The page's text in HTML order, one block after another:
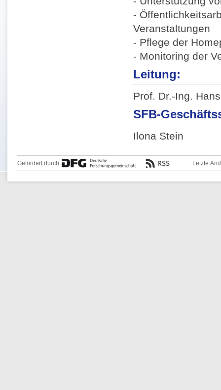
-
Veranstaltungen
- Pflege der
- Monitoring der
Leitung:
Prof. Dr.-Ing.
SFB-
Ilona Stein
Gefördert durch Letzte